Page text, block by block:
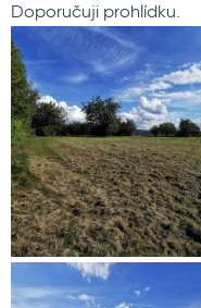
Doporučuji prohlídku.